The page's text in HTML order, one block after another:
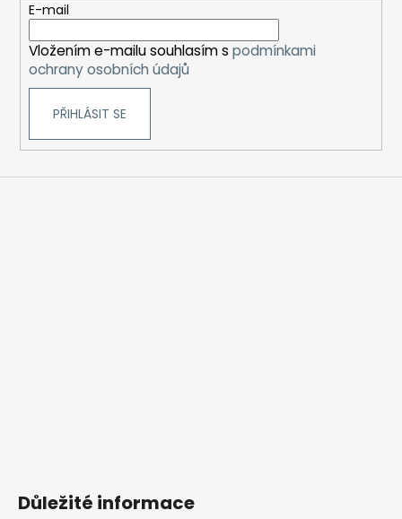
E-mail
Vložením e-mailu souhlasím s podmínkami
ochrany osobních údajů
PŘIHLÁSIT SE
Důležité informace